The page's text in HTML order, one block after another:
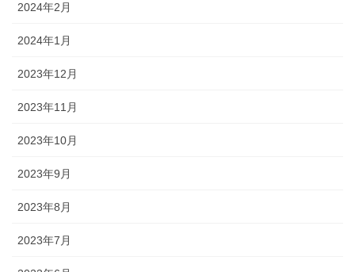
2024年2月
2024年1月
2023年12月
2023年11月
2023年10月
2023年9月
2023年8月
2023年7月